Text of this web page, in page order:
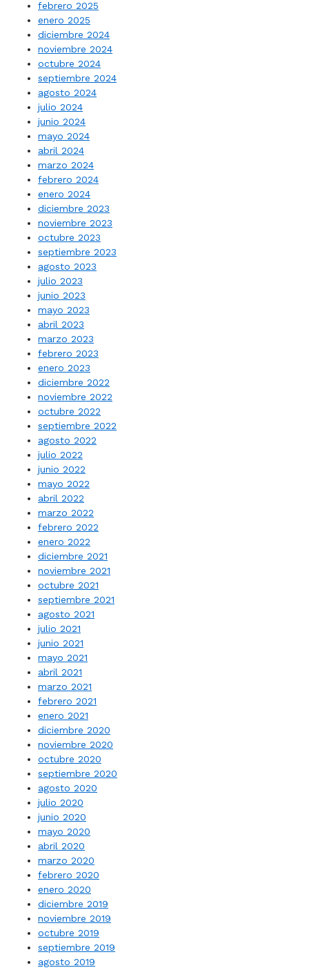
febrero 2025
enero 2025
diciembre 2024
noviembre 2024
octubre 2024
septiembre 2024
agosto 2024
julio 2024
junio 2024
mayo 2024
abril 2024
marzo 2024
febrero 2024
enero 2024
diciembre 2023
noviembre 2023
octubre 2023
septiembre 2023
agosto 2023
julio 2023
junio 2023
mayo 2023
abril 2023
marzo 2023
febrero 2023
enero 2023
diciembre 2022
noviembre 2022
octubre 2022
septiembre 2022
agosto 2022
julio 2022
junio 2022
mayo 2022
abril 2022
marzo 2022
febrero 2022
enero 2022
diciembre 2021
noviembre 2021
octubre 2021
septiembre 2021
agosto 2021
julio 2021
junio 2021
mayo 2021
abril 2021
marzo 2021
febrero 2021
enero 2021
diciembre 2020
noviembre 2020
octubre 2020
septiembre 2020
agosto 2020
julio 2020
junio 2020
mayo 2020
abril 2020
marzo 2020
febrero 2020
enero 2020
diciembre 2019
noviembre 2019
octubre 2019
septiembre 2019
agosto 2019